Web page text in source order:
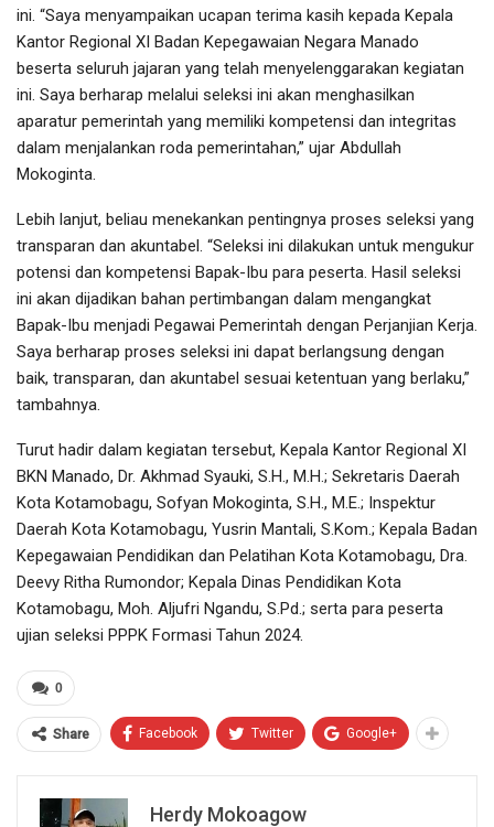
ini. “Saya menyampaikan ucapan terima kasih kepada Kepala
Kantor Regional XI Badan Kepegawaian Negara Manado
beserta seluruh jajaran yang telah menyelenggarakan kegiatan
ini. Saya berharap melalui seleksi ini akan menghasilkan
aparatur pemerintah yang memiliki kompetensi dan integritas
dalam menjalankan roda pemerintahan,” ujar Abdullah
Mokoginta.
Lebih lanjut, beliau menekankan pentingnya proses seleksi yang
transparan dan akuntabel. “Seleksi ini dilakukan untuk mengukur
potensi dan kompetensi Bapak-Ibu para peserta. Hasil seleksi
ini akan dijadikan bahan pertimbangan dalam mengangkat
Bapak-Ibu menjadi Pegawai Pemerintah dengan Perjanjian Kerja.
Saya berharap proses seleksi ini dapat berlangsung dengan
baik, transparan, dan akuntabel sesuai ketentuan yang berlaku,”
tambahnya.
Turut hadir dalam kegiatan tersebut, Kepala Kantor Regional XI
BKN Manado, Dr. Akhmad Syauki, S.H., M.H.; Sekretaris Daerah
Kota Kotamobagu, Sofyan Mokoginta, S.H., M.E.; Inspektur
Daerah Kota Kotamobagu, Yusrin Mantali, S.Kom.; Kepala Badan
Kepegawaian Pendidikan dan Pelatihan Kota Kotamobagu, Dra.
Deevy Ritha Rumondor; Kepala Dinas Pendidikan Kota
Kotamobagu, Moh. Aljufri Ngandu, S.Pd.; serta para peserta
ujian seleksi PPPK Formasi Tahun 2024.
0
Share Facebook Twitter Google+
Herdy Mokoagow